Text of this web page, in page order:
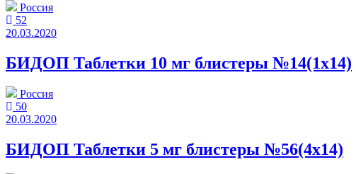
Россия
52
20.03.2020
БИДОП Таблетки 10 мг блистеры №14(1x14)
Россия
50
20.03.2020
БИДОП Таблетки 5 мг блистеры №56(4x14)